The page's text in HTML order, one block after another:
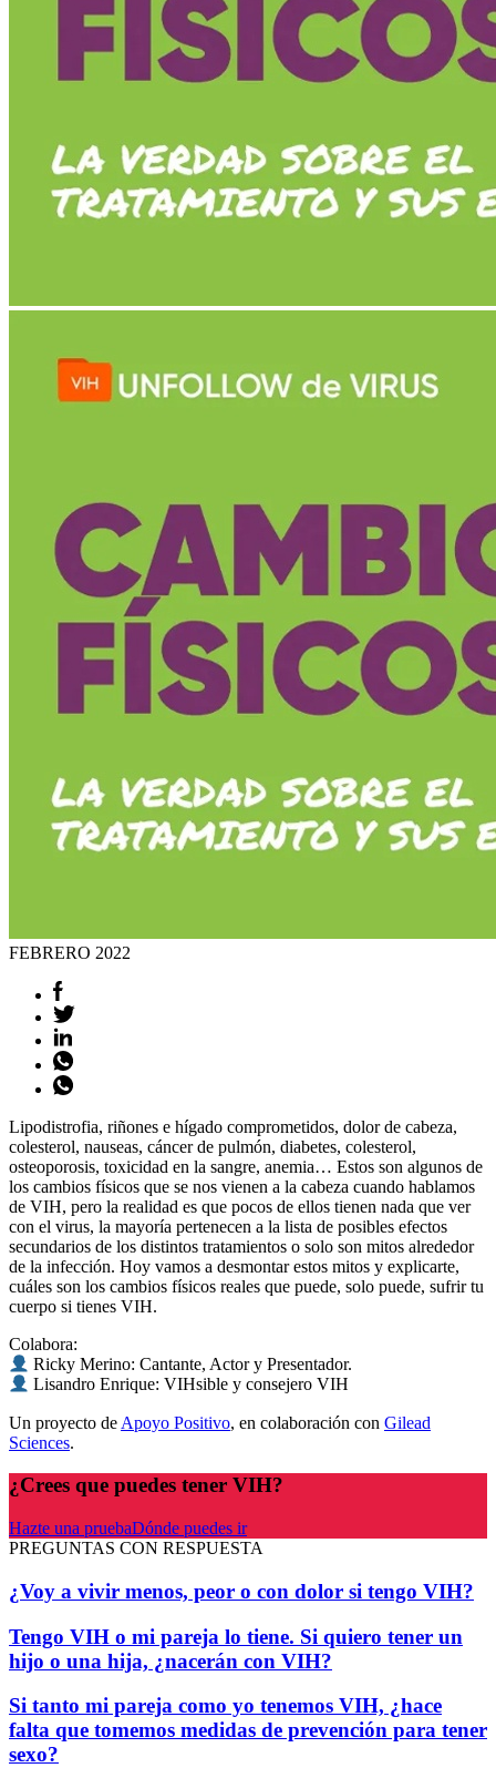
FEBRERO 2022
Lipodistrofia, riñones e hígado comprometidos, dolor de cabeza,
colesterol, nauseas, cáncer de pulmón, diabetes, colesterol,
osteoporosis, toxicidad en la sangre, anemia… Estos son algunos de
los cambios físicos que se nos vienen a la cabeza cuando hablamos
de VIH, pero la realidad es que pocos de ellos tienen nada que ver
con el virus, la mayoría pertenecen a la lista de posibles efectos
secundarios de los distintos tratamientos o solo son mitos alrededor
de la infección. Hoy vamos a desmontar estos mitos y explicarte,
cuáles son los cambios físicos reales que puede, solo puede, sufrir tu
cuerpo si tienes VIH.
Colabora:
Ricky Merino: Cantante, Actor y Presentador.
Lisandro Enrique: VIHsible y consejero VIH
Un proyecto de Apoyo Positivo, en colaboración con Gilead
Sciences.
¿Crees que puedes tener VIH?
Hazte una pruebaDónde puedes ir
PREGUNTAS CON RESPUESTA
¿Voy a vivir menos, peor o con dolor si tengo VIH?
Tengo VIH o mi pareja lo tiene. Si quiero tener un
hijo o una hija, ¿nacerán con VIH?
Si tanto mi pareja como yo tenemos VIH, ¿hace
falta que tomemos medidas de prevención para tener
sexo?